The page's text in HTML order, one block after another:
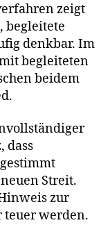
zeigt
begleitete
denkbar. Im
begleiteten
beidem
dass
Streit.
zur
teuer werden.